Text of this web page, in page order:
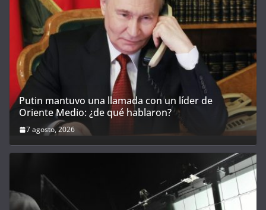
Putin mantuvo una llamada con un líder de
Oriente Medio: ¿de qué hablaron?
7 agosto, 2026